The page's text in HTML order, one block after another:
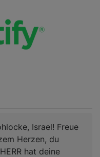
Israel! Freue
Herzen, du
hat deine